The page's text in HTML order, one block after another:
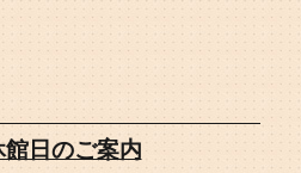
日のご案内